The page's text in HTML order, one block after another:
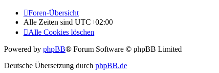
Foren-Übersicht
Alle Zeiten sind UTC+02:00
Alle Cookies löschen
Powered by phpBB® Forum Software © phpBB Limited
Deutsche Übersetzung durch phpBB.de